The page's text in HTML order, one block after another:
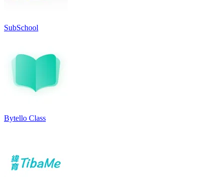
SubSchool
Bytello Class